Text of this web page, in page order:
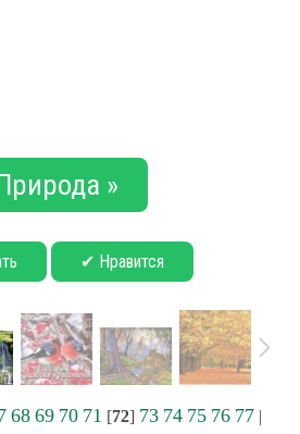
»
✔ Нравится
68 69 70 71 [72] 73 74 75 76 77|